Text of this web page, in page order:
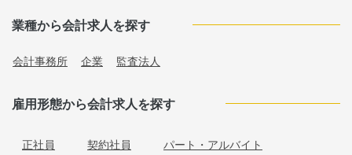
業種から会計求人を探す
会計事務所 企業 監査法人
雇用形態から会計求人を探す
正社員 契約社員 パート・アルバイト